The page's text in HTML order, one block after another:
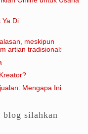
Ya Di
meskipun
artian tradisional:
Mengapa Ini
blog silahkan